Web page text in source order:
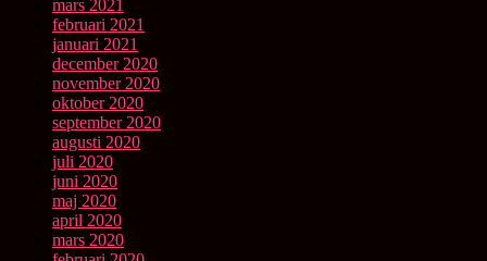
mars 2021
februari 2021
januari 2021
december 2020
november 2020
oktober 2020
september 2020
augusti 2020
juli 2020
juni 2020
maj 2020
april 2020
mars 2020